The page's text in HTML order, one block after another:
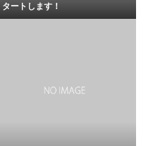
タートします！